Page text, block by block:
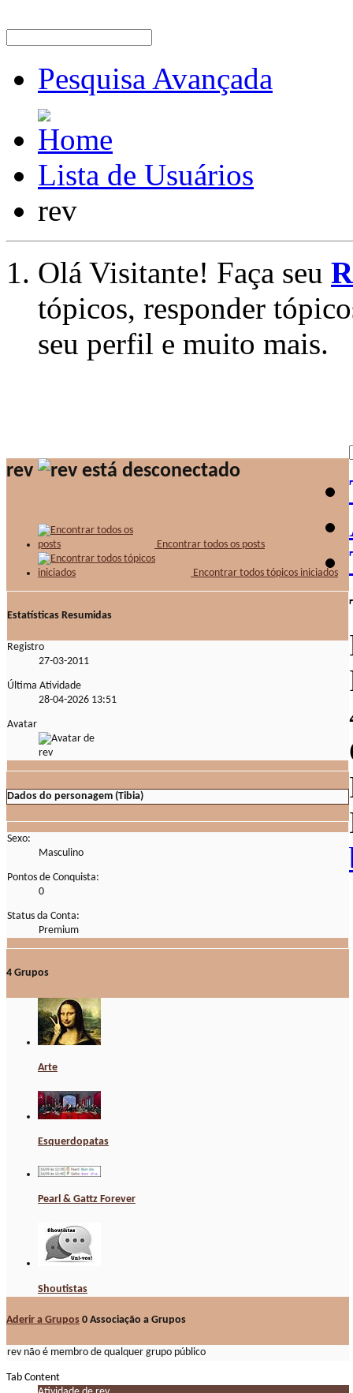
Pesquisa Avançada
Lista de Usuários
rev
Olá Visitante! Faça seu
tópicos, responder
seu perfil e muito mais.
rev
Encontrar todos os posts
Encontrar todos tópicos iniciados
Estatísticas Resumidas
Registro
27-03-2011
Última Atividade
28-04-2026 13:51
Avatar
Dados do personagem (Tibia)
Sexo:
Masculino
Pontos de Conquista:
0
Status da Conta:
Premium
4 Grupos
Arte
Esquerdopatas
Pearl & Gattz Forever
Shoutistas
Aderir a Grupos 0 Associação a Grupos
rev não é membro de qualquer grupo público
Tab Content